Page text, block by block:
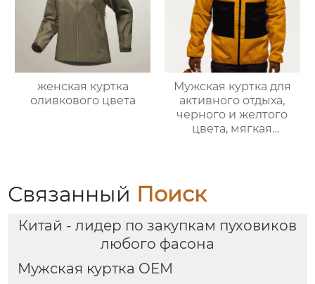
женская куртка
оливкового цвета
Мужская куртка для
активного отдыха,
черного и желтого
цвета, мягкая
Связанный Поиск
Китай - лидер по закупкам пуховиков
любого фасона
Мужская куртка OEM